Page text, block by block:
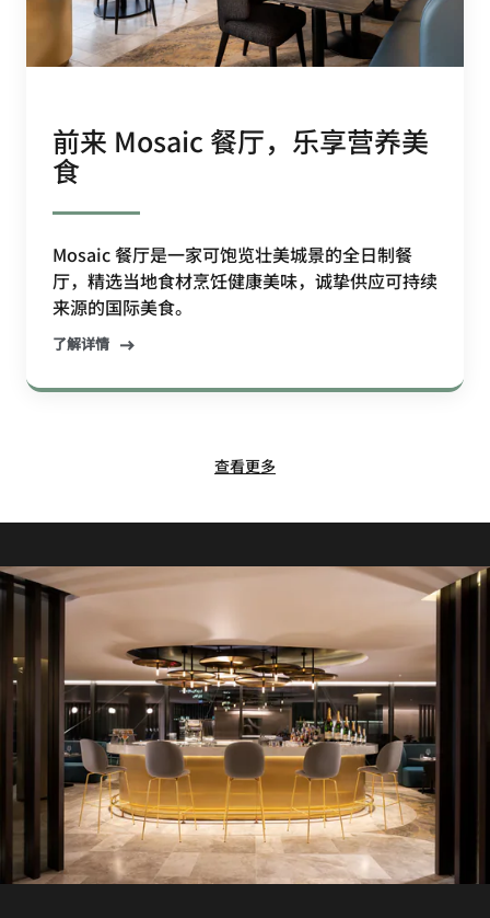
前来 Mosaic 餐厅，乐享营养美
食
Mosaic 餐厅是一家可饱览壮美城景的全日制餐
厅，精选当地食材烹饪健康美味，诚挚供应可持续
来源的国际美食。
了解详情
查看更多